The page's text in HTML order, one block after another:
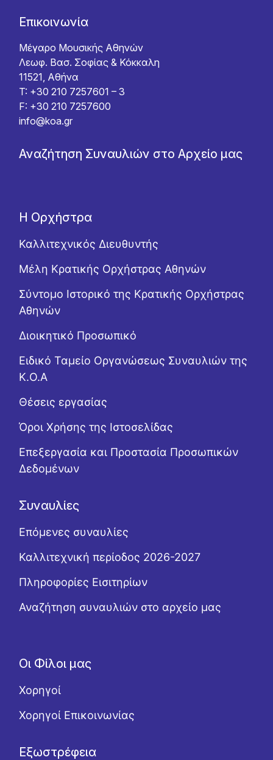
Επικοινωνία
Μέγαρο Μουσικής Αθηνών
Λεωφ. Βασ. Σοφίας & Κόκκαλη
11521, Αθήνα
T: +30 210 7257601 – 3
F: +30 210 7257600
info@koa.gr
Αναζήτηση Συναυλιών στο Αρχείο μας
Η Ορχήστρα
Καλλιτεχνικός Διευθυντής
Μέλη Κρατικής Ορχήστρας Αθηνών
Σύντομο Ιστορικό της Κρατικής Ορχήστρας
Αθηνών
Διοικητικό Προσωπικό
Ειδικό Ταμείο Οργανώσεως Συναυλιών της
Κ.Ο.Α
Θέσεις εργασίας
Όροι Χρήσης της Ιστοσελίδας
Επεξεργασία και Προστασία Προσωπικών
Δεδομένων
Συναυλίες
Επόμενες συναυλίες
Καλλιτεχνική περίοδος 2026-2027
Πληροφορίες Εισιτηρίων
Αναζήτηση συναυλιών στο αρχείο μας
Οι Φίλοι μας
Χορηγοί
Χορηγοί Επικοινωνίας
Εξωστρέφεια